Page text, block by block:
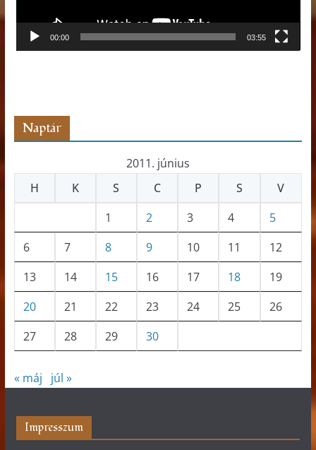
j
00:00 03:55
Naptár
2011. június
H
K S C P S
V
1
2 3 4
5
6
7 8 9 10 11
12
13
14 15 16 17 18
19
20
21 22 23 24 25
26
27
28 29 30
« máj júl »
Impresszum